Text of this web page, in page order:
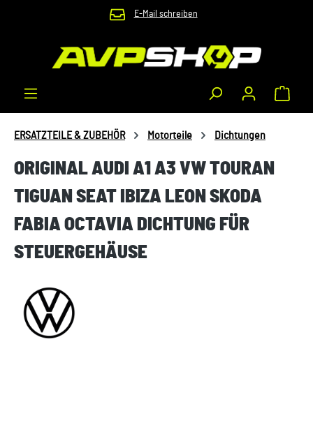
Zum Hauptinhalt springen E-Mail schreiben
ERSATZTEILE & ZUBEHÖR Motorteile Dichtungen
ORIGINAL AUDI A1 A3 VW TOURAN
TIGUAN SEAT IBIZA LEON SKODA
FABIA OCTAVIA DICHTUNG FÜR
STEUERGEHÄUSE